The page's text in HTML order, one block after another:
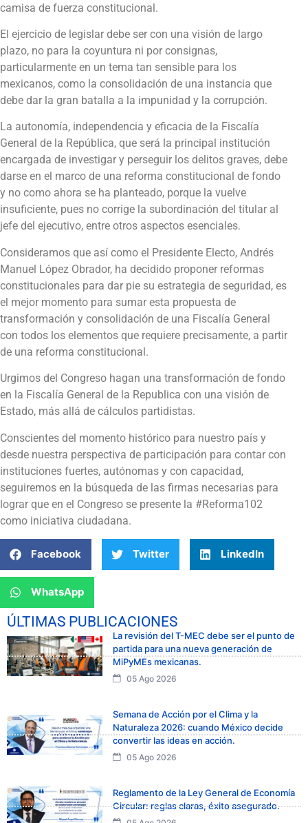
camisa de fuerza constitucional.
El ejercicio de legislar debe ser con una visión de largo
plazo, no para la coyuntura ni por consignas,
particularmente en un tema tan sensible para los
mexicanos, como la consolidación de una instancia que
debe dar la gran batalla a la impunidad y la corrupción.
La autonomía, independencia y eficacia de la Fiscalía
General de la República, que será la principal institución
encargada de investigar y perseguir los delitos graves, debe
darse en el marco de una reforma constitucional de fondo
y no como ahora se ha planteado, porque la vuelve
insuficiente, pues no corrige la subordinación del titular al
jefe del ejecutivo, entre otros aspectos esenciales.
Consideramos que así como el Presidente Electo, Andrés
Manuel López Obrador, ha decidido proponer reformas
constitucionales para dar pie su estrategia de seguridad, es
el mejor momento para sumar esta propuesta de
transformación y consolidación de una Fiscalía General
con todos los elementos que requiere precisamente, a partir
de una reforma constitucional.
Urgimos del Congreso hagan una transformación de fondo
en la Fiscalía General de la Republica con una visión de
Estado, más allá de cálculos partidistas.
Conscientes del momento histórico para nuestro país y
desde nuestra perspectiva de participación para contar con
instituciones fuertes, autónomas y con capacidad,
seguiremos en la búsqueda de las firmas necesarias para
lograr que en el Congreso se presente la #Reforma102
como iniciativa ciudadana.
Facebook Twitter LinkedIn
WhatsApp
ÚLTIMAS PUBLICACIONES
La revisión del T-MEC debe ser el punto de
partida para una nueva generación de
MiPyMEs mexicanas.
05 Ago 2026
Semana de Acción por el Clima y la
Naturaleza 2026: cuando México decide
convertir las ideas en acción.
05 Ago 2026
Reglamento de la Ley General de Economía
Circular: reglas claras, éxito asegurado.